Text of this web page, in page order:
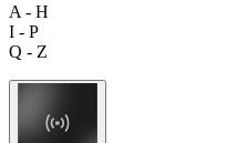
A - H
I - P
Q - Z